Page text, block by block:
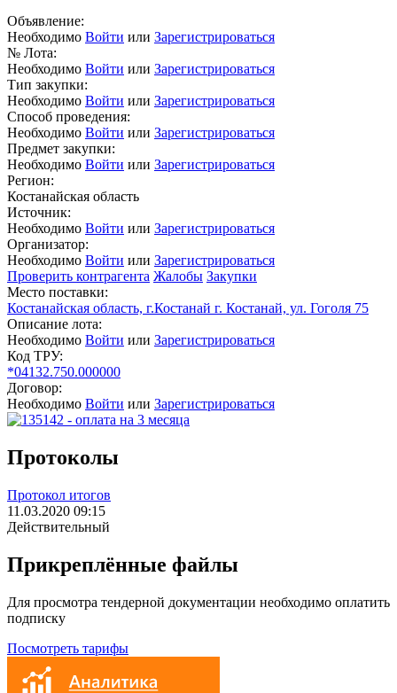
Объявление:
Необходимо Войти или Зарегистрироваться
№ Лота:
Необходимо Войти или Зарегистрироваться
Тип закупки:
Необходимо Войти или Зарегистрироваться
Способ проведения:
Необходимо Войти или Зарегистрироваться
Предмет закупки:
Необходимо Войти или Зарегистрироваться
Регион:
Костанайская область
Источник:
Необходимо Войти или Зарегистрироваться
Организатор:
Необходимо Войти или Зарегистрироваться
Проверить контрагента Жалобы Закупки
Место поставки:
Костанайская область, г.Костанай г. Костанай, ул. Гоголя 75
Описание лота:
Необходимо Войти или Зарегистрироваться
Код ТРУ:
*04132.750.000000
Договор:
Необходимо Войти или Зарегистрироваться
Протоколы
Протокол итогов
11.03.2020 09:15
Действительный
Прикреплённые файлы
Для просмотра тендерной документации необходимо оплатить
подписку
Посмотреть тарифы